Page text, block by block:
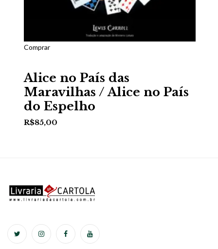
Comprar
Alice no País das
Maravilhas / Alice no País
do Espelho
R$85,00